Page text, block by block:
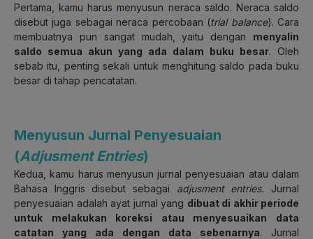
Pertama, kamu harus menyusun neraca saldo. Neraca saldo
disebut juga sebagai neraca percobaan (trial balance). Cara
membuatnya pun sangat mudah, yaitu dengan menyalin
saldo semua akun yang ada dalam buku besar. Oleh
sebab itu, penting sekali untuk menghitung saldo pada buku
besar di tahap pencatatan.
Menyusun Jurnal Penyesuaian
(Adjusment Entries)
Kedua, kamu harus menyusun jurnal penyesuaian atau dalam
Bahasa Inggris disebut sebagai adjusment entries. Jurnal
penyesuaian adalah ayat jurnal yang dibuat di akhir periode
untuk melakukan koreksi atau menyesuaikan data
catatan yang ada dengan data sebenarnya. Jurnal